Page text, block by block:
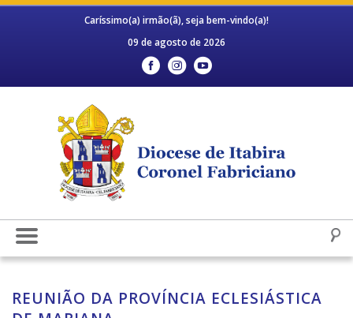
Caríssimo(a) irmão(ã), seja bem-vindo(a)!
09 de agosto de 2026
REUNIÃO DA PROVÍNCIA ECLESIÁSTICA